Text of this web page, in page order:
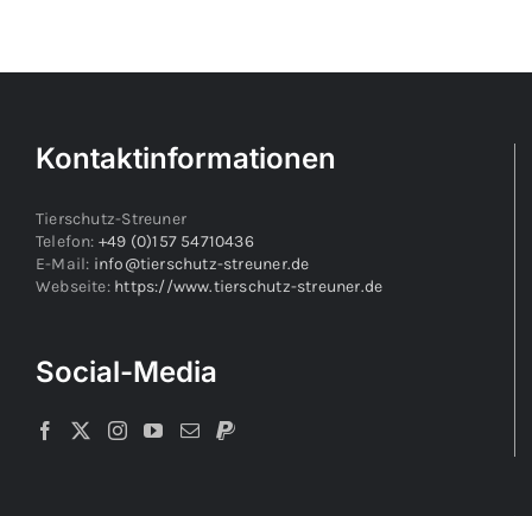
Kontaktinformationen
Tierschutz-Streuner
Telefon: +49 (0)157 54710436
E-Mail: info@tierschutz-streuner.de
Webseite: https://www.tierschutz-streuner.de
Social-Media